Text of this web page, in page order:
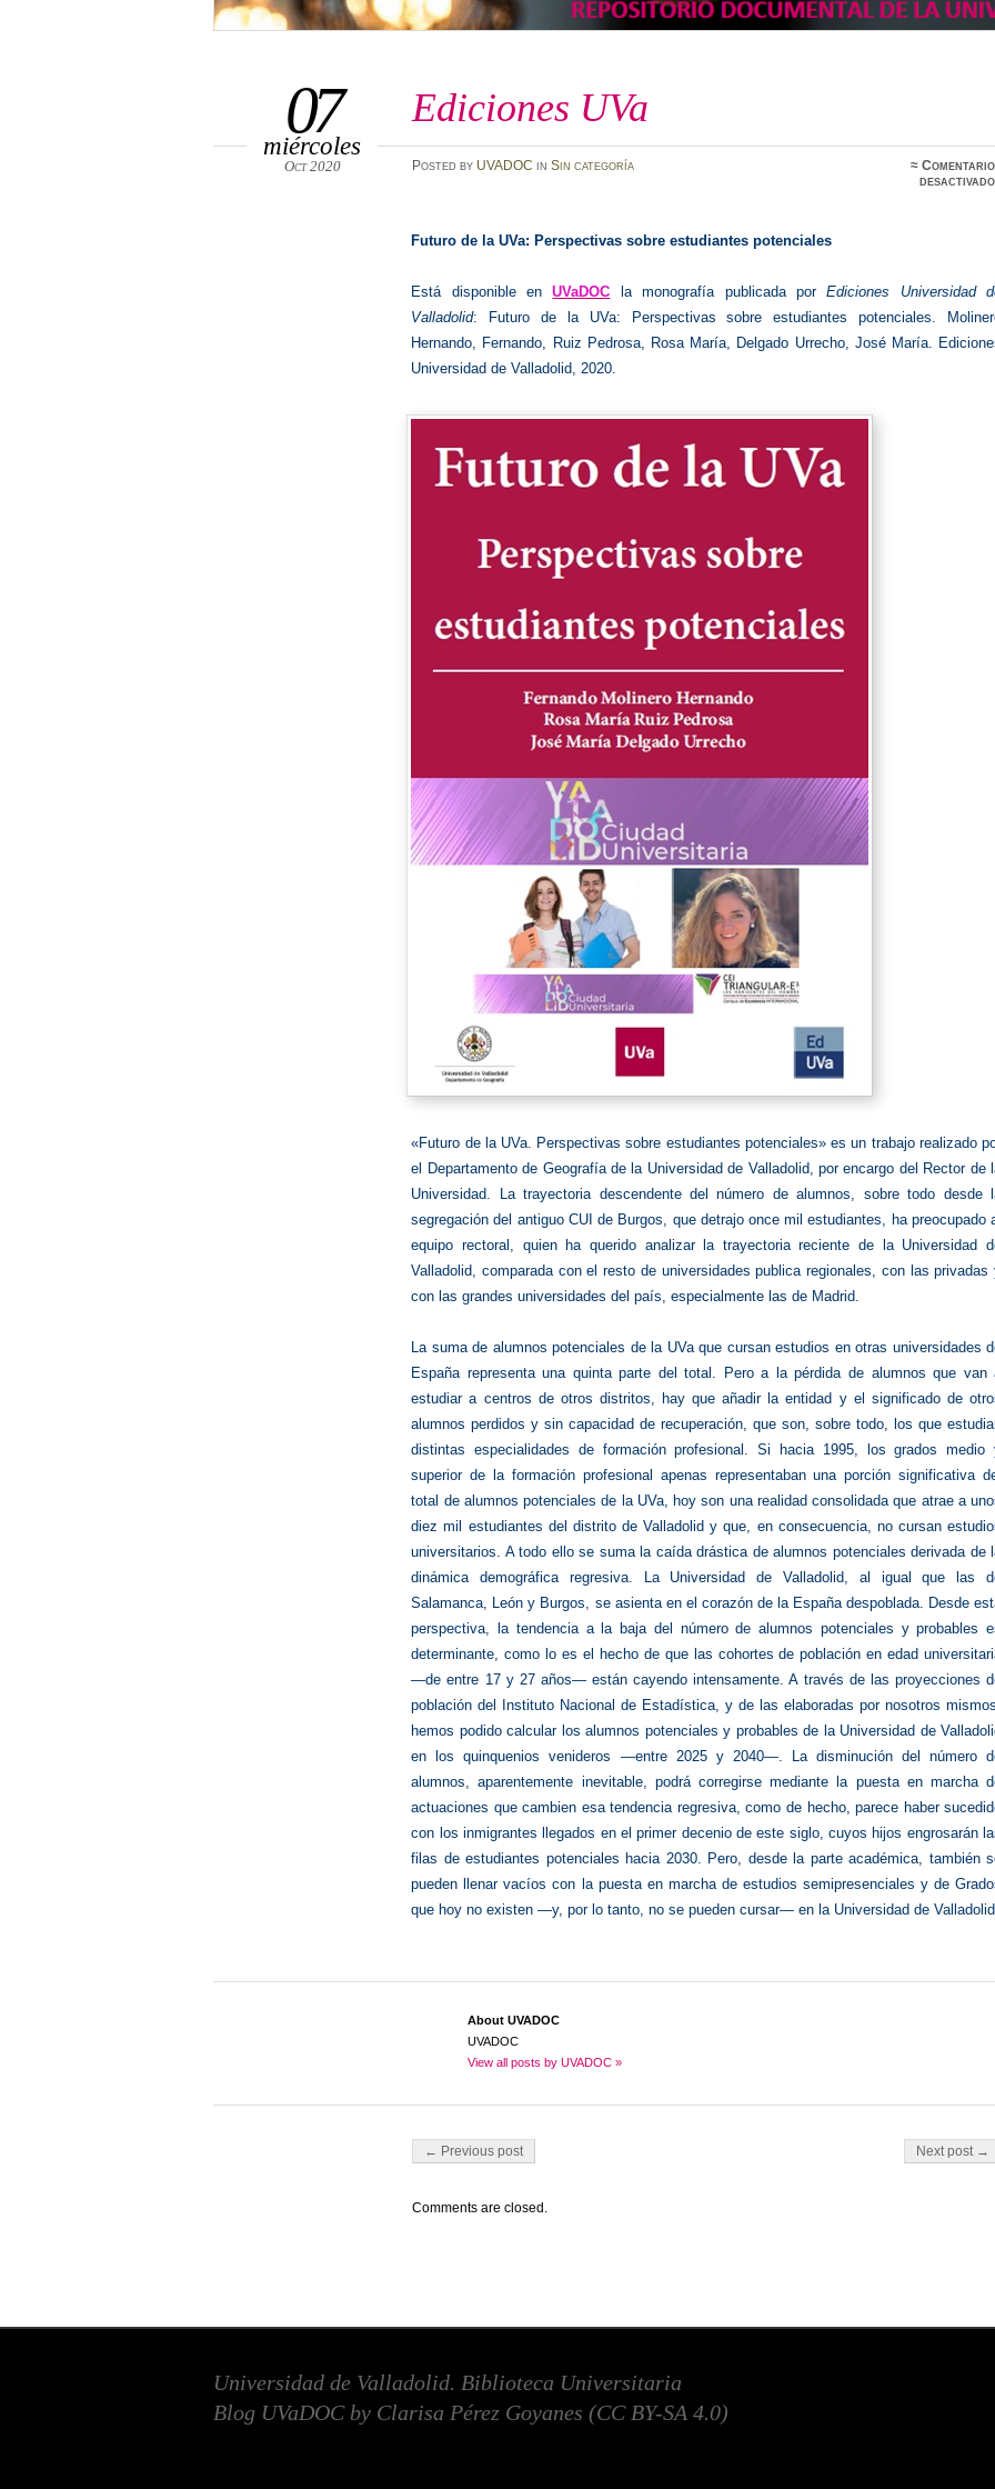
Ediciones UVa
07
miércoles
Oct 2020 Posted by UVADOC in Sin categoría ≈
Futuro de la UVa: Perspectivas sobre estudiantes potenciales
Está disponible enUVaDOC la monografía publicada porEdiciones Universidad
Valladolid: Futuro de la UVa: Perspectivas sobre estudiantes potenciales.
Hernando, Fernando, Ruiz Pedrosa, Rosa María, Delgado Urrecho, José María.
Universidad de Valladolid, 2020.
«Futuro de la UVa. Perspectivas sobre estudiantes potenciales» es un trabajo realizado
el Departamento de Geografía de la Universidad de Valladolid, por encargo del Rector de
Universidad. La trayectoria descendente del número de alumnos, sobre todo desde
segregación del antiguo CUI de Burgos, que detrajo once mil estudiantes, ha preocupado
equipo rectoral, quien ha querido analizar la trayectoria reciente de la Universidad
Valladolid, comparada con el resto de universidades publica regionales, con las privadas
con las grandes universidades del país, especialmente las de Madrid.
La suma de alumnos potenciales de la UVa que cursan estudios en otras universidades
España representa una quinta parte del total. Pero a la pérdida de alumnos que van
estudiar a centros de otros distritos, hay que añadir la entidad y el significado de
alumnos perdidos y sin capacidad de recuperación, que son, sobre todo, los que
distintas especialidades de formación profesional. Si hacia 1995, los grados medio
superior de la formación profesional apenas representaban una porción significativa
total de alumnos potenciales de la UVa, hoy son una realidad consolidada que atrae a
diez mil estudiantes del distrito de Valladolid y que, en consecuencia, no cursan
universitarios. A todo ello se suma la caída drástica de alumnos potenciales derivada de
dinámica demográfica regresiva. La Universidad de Valladolid, al igual que las
Salamanca, León y Burgos, se asienta en el corazón de la España despoblada. Desde
perspectiva, la tendencia a la baja del número de alumnos potenciales y probables
determinante, como lo es el hecho de que las cohortes de población en edad
—de entre 17 y 27 años— están cayendo intensamente. A través de las proyecciones
población del Instituto Nacional de Estadística, y de las elaboradas por nosotros mismos,
hemos podido calcular los alumnos potenciales y probables de la Universidad de
en los quinquenios venideros —entre 2025 y 2040—. La disminución del número
alumnos, aparentemente inevitable, podrá corregirse mediante la puesta en marcha
actuaciones que cambien esa tendencia regresiva, como de hecho, parece haber
con los inmigrantes llegados en el primer decenio de este siglo, cuyos hijos engrosarán
filas de estudiantes potenciales hacia 2030. Pero, desde la parte académica, también
pueden llenar vacíos con la puesta en marcha de estudios semipresenciales y de
que hoy no existen —y, por lo tanto, no se pueden cursar— en la Universidad de Valladolid.
About UVADOC
UVADOC
View all posts by UVADOC »
Post navigation
← Previous post Next post →
Comments are closed.
Universidad de Valladolid. Biblioteca Universitaria
Blog UVaDOC by Clarisa Pérez Goyanes (CC BY-SA 4.0)